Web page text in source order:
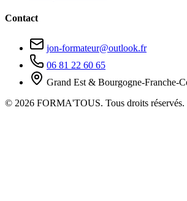
Contact
jon-formateur@outlook.fr
06 81 22 60 65
Grand Est & Bourgogne-Franche-
© 2026 FORMA'TOUS. Tous droits réservés.